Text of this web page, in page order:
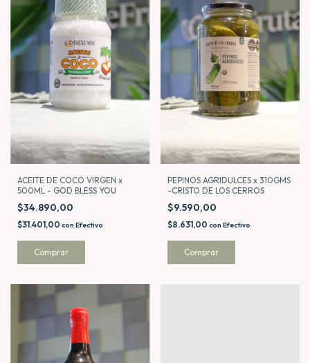
ACEITE DE COCO VIRGEN x
500ML - GOD BLESS YOU
$34.890,00
$31.401,00 con Efectivo
PEPINOS AGRIDULCES x 310GMS
-CRISTO DE LOS CERROS
$9.590,00
$8.631,00 con Efectivo